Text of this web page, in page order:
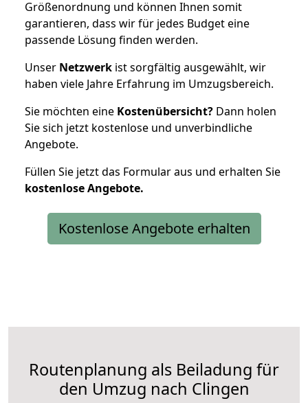
Größenordnung und können Ihnen somit
garantieren, dass wir für jedes Budget eine
passende Lösung finden werden.
Unser Netzwerk ist sorgfältig ausgewählt, wir
haben viele Jahre Erfahrung im Umzugsbereich.
Sie möchten eine Kostenübersicht? Dann holen
Sie sich jetzt kostenlose und unverbindliche
Angebote.
Füllen Sie jetzt das Formular aus und erhalten Sie
kostenloseAngebote.
Kostenlose Angebote erhalten
Routenplanung als Beiladung für
den Umzug nach Clingen